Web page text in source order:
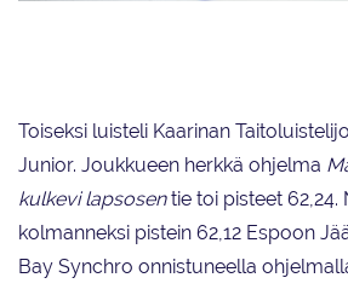
Toiseksi luisteli Kaarinan
Junior. Joukkueen herkkä ohjelma
kulkevi lapsosentie toi pisteet 62,24.
kolmanneksi pistein 62,12 Espoon
Bay Synchro onnistuneella